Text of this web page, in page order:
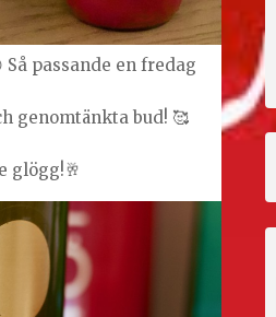
passande en fredag
genomtänkta bud! 🥰
glögg!🥂